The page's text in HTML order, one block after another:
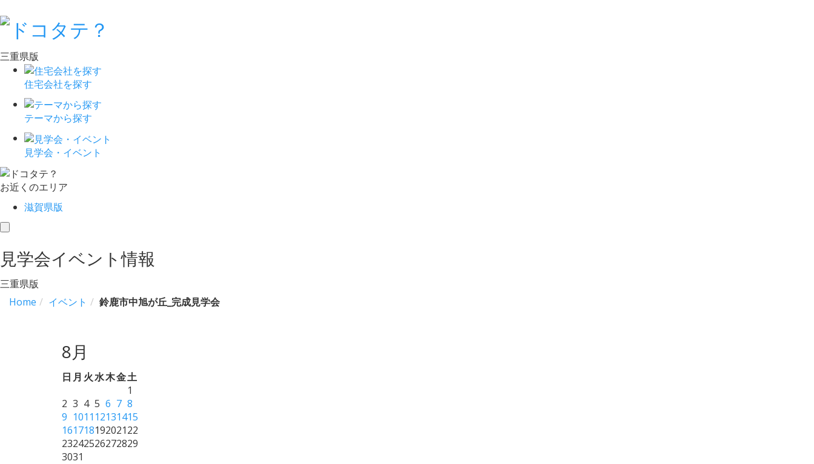
三重県版
住宅会社を探す
テーマから探す
見学会・イベント
お近くのエリア
滋賀県版
toggle
見学会イベント情報
三重県版
Home
イベント 鈴鹿市中旭が丘_完成見学会
8月
日 月 火水木金土
1
2 3 4 5 6 7 8
9 1011 12131415
16171819202122
23242526272829
3031